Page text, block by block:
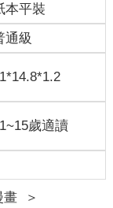
本平裝
通級
歲適讀
畫
＞